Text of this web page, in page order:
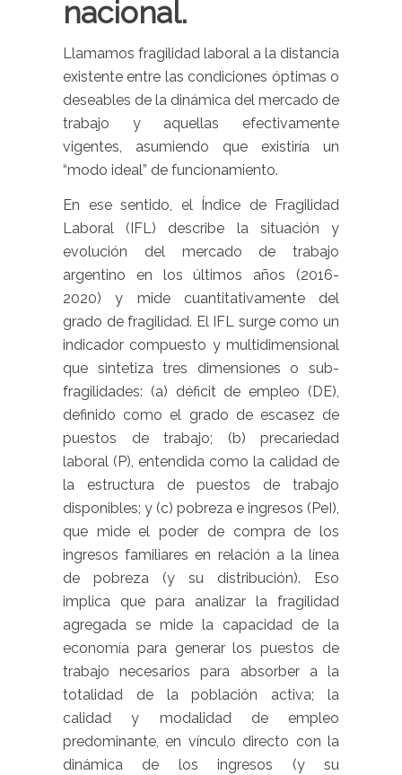
nacional.
Llamamos fragilidad laboral a la distancia
existente entre las condiciones óptimas o
deseables de la dinámica del mercado de
trabajo y aquellas efectivamente
vigentes, asumiendo que existiría un
“modo ideal” de funcionamiento.
En ese sentido, el Índice de Fragilidad
Laboral (IFL) describe la situación y
evolución del mercado de trabajo
argentino en los últimos años (2016-
2020) y mide cuantitativamente del
grado de fragilidad. El IFL surge como un
indicador compuesto y multidimensional
que sintetiza tres dimensiones o sub-
fragilidades: (a) déficit de empleo (DE),
definido como el grado de escasez de
puestos de trabajo; (b) precariedad
laboral (P), entendida como la calidad de
la estructura de puestos de trabajo
disponibles; y (c) pobreza e ingresos (PeI),
que mide el poder de compra de los
ingresos familiares en relación a la línea
de pobreza (y su distribución). Eso
implica que para analizar la fragilidad
agregada se mide la capacidad de la
economía para generar los puestos de
trabajo necesarios para absorber a la
totalidad de la población activa; la
calidad y modalidad de empleo
predominante, en vínculo directo con la
dinámica de los ingresos (y su